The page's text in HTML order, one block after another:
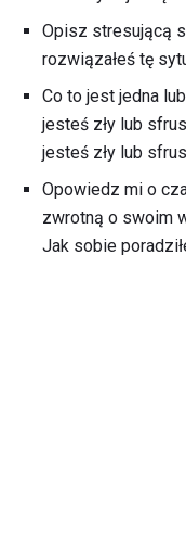
Opisz stresującą
rozwiązałeś tę
Co to jest jedna
jesteś zły lub
jesteś zły lub
Opowiedz mi o
zwrotną o swoim
Jak sobie